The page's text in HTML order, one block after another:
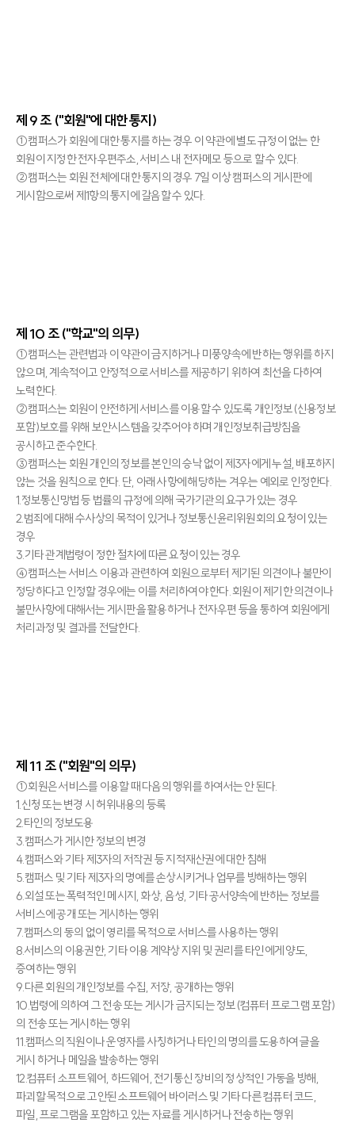
제 9 조 ("회원"에 대한 통지)
①캠퍼스가 회원에 대한 통지를 하는 경우 이 약관에 별도 규정이 없는 한
회원이 지정한 전자우편주소, 서비스 내 전자메모 등으로 할 수 있다.
②캠퍼스는 회원 전체에 대한 통지의 경우 7일 이상 캠퍼스의 게시판에
게시함으로써 제1항의 통지에 갈음할 수 있다.
제 10 조 ("학교"의 의무)
①캠퍼스는 관련법과 이 약관이 금지하거나 미풍양속에 반하는 행위를 하지
않으며, 계속적이고 안정적으로 서비스를 제공하기 위하여 최선을 다하여
노력한다.
②캠퍼스는 회원이 안전하게 서비스를 이용할 수 있도록 개인정보(신용정보
포함)보호를 위해 보안시스템을 갖추어야 하며 개인정보취급방침을
공시하고 준수한다.
③캠퍼스는 회원 개인의 정보를 본인의 승낙 없이 제3자에게 누설, 배포하지
않는 것을 원칙으로 한다. 단, 아래 사항에 해당하는 겨우는 예외로 인정한다.
1.정보통신망법 등 법률의 규정에 의해 국가기관의 요구가 있는 경우
2.범죄에 대해 수사상의 목적이 있거나 정보통신윤리위원회의 요청이 있는
경우
3.기타 관계법령이 정한 절차에 따른 요청이 있는 경우
④캠퍼스는 서비스 이용과 관련하여 회원으로부터 제기된 의견이나 불만이
정당하다고 인정할 경우에는 이를 처리하여야 한다. 회원이 제기한 의견이나
불만사항에 대해서는 게시판을 활용하거나 전자우편 등을 통하여 회원에게
처리과정 및 결과를 전달한다.
제 11 조 ("회원"의 의무)
①회원은 서비스를 이용할 때 다음의 행위를 하여서는 안 된다.
1.신청 또는 변경 시 허위내용의 등록
2.타인의 정보도용
3.캠퍼스가 게시한 정보의 변경
4.캠퍼스와 기타 제3자의 저작권 등 지적재산권에 대한 침해
5.캠퍼스 및 기타 제3자의 명예를 손상시키거나 업무를 방해하는 행위
6.외설 또는 폭력적인 메시지, 화상, 음성, 기타 공서양속에 반하는 정보를
서비스에 공개 또는 게시하는 행위
7.캠퍼스의 동의 없이 영리를 목적으로 서비스를 사용하는 행위
8.서비스의 이용권한, 기타 이용 계약상 지위 및 권리를 타인에게 양도,
증여하는 행위
9.다른 회원의 개인정보를 수집, 저장, 공개하는 행위
10.법령에 의하여 그 전송 또는 게시가 금지되는 정보(컴퓨터 프로그램 포함)
의 전송 또는 게시하는 행위
11.캠퍼스의 직원이나 운영자를 사칭하거나 타인의 명의를 도용하여 글을
게시 하거나 메일을 발송하는 행위
12.컴퓨터 소프트웨어, 하드웨어, 전기통신 장비의 정상적인 가동을 방해,
파괴할 목적으로 고안된 소프트웨어 바이러스 및 기타 다른 컴퓨터 코드,
파일, 프로그램을 포함하고 있는 자료를 게시하거나 전송하는 행위